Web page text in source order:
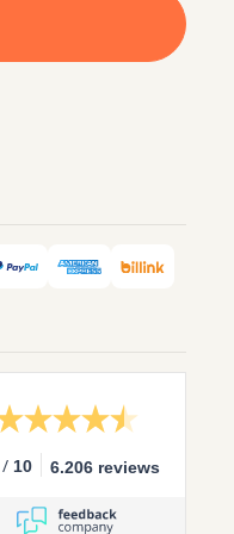
PayPalAmerican
Billink
/ 10 6.206 reviews